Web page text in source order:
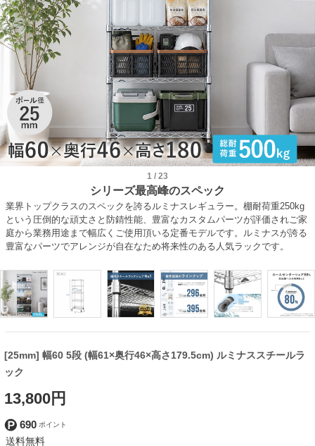
1 / 23
シリーズ最高峰のスペック
業界トップクラスのスペックを誇るルミナスレギュラー。棚耐荷重250kg
という圧倒的な頑丈さと防錆性能、豊富なカスタムパーツが評価されご家
庭から業務用途まで幅広くご使用頂いる定番モデルです。ルミナスが誇る
豊富なパーツでアレンジが自在なため将来性のある人気ラックです。
[25mm] 幅60 5段 (幅61×奥行46×高さ179.5cm) ルミナススチールラ
ック
13,800円
690